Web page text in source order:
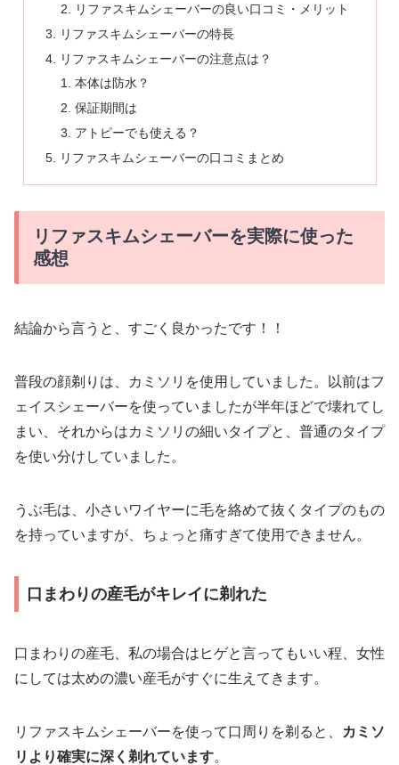
リファスキムシェーバーの良い口コミ・メリット
リファスキムシェーバーの特長
リファスキムシェーバーの注意点は？
本体は防水？
保証期間は
アトピーでも使える？
リファスキムシェーバーの口コミまとめ
リファスキムシェーバーを実際に使った
感想
結論から言うと、すごく良かったです！！
普段の顔剃りは、カミソリを使用していました。以前はフ
ェイスシェーバーを使っていましたが半年ほどで壊れてし
まい、それからはカミソリの細いタイプと、普通のタイプ
を使い分けしていました。
うぶ毛は、小さいワイヤーに毛を絡めて抜くタイプのもの
を持っていますが、ちょっと痛すぎて使用できません。
口まわりの産毛がキレイに剃れた
口まわりの産毛、私の場合はヒゲと言ってもいい程、女性
にしては太めの濃い産毛がすぐに生えてきます。
リファスキムシェーバーを使って口周りを剃ると、
カミソ
リより確実に深く剃れています。